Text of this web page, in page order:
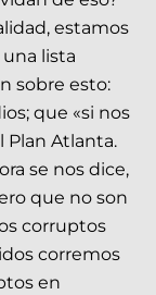
estamos
lista
sobre esto:
que «si nos
Plan Atlanta.
se nos dice,
que no son
corruptos
corremos
en